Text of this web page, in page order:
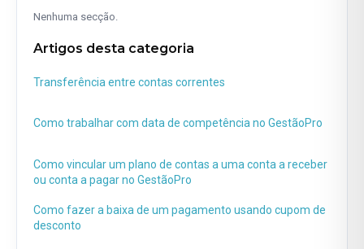
Nenhuma secção.
Artigos desta categoria
Transferência entre contas correntes
Como trabalhar com data de competência no GestãoPro
Como vincular um plano de contas a uma conta a receber
ou conta a pagar no GestãoPro
Como fazer a baixa de um pagamento usando cupom de
desconto